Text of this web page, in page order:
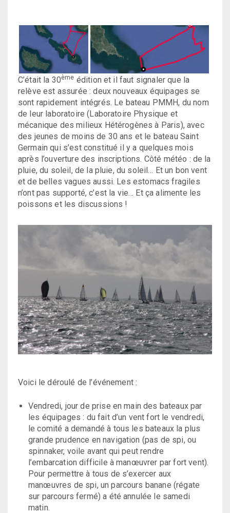
C’était la 30ème édition et il faut signaler que la
relève est assurée : deux nouveaux équipages se
sont rapidement intégrés. Le bateau PMMH, du nom
de leur laboratoire (Laboratoire Physique et
mécanique des milieux Hétérogènes à Paris), avec
des jeunes de moins de 30 ans et le bateau Saint
Germain qui s’est constitué il y a quelques mois
après l’ouverture des inscriptions. Côté météo : de la
pluie, du soleil, de la pluie, du soleil… Et un bon vent
et de belles vagues aussi. Les estomacs fragiles
n’ont pas supporté, c’est la vie… Et ça alimente les
poissons et les discussions !
Voici le déroulé de l’événement :
Vendredi, jour de prise en main des bateaux par
les équipages : du fait d’un vent fort le vendredi,
le comité a demandé à tous les bateaux la plus
grande prudence en navigation (pas de spi, ou
spinnaker, voile avant qui peut rendre
l’embarcation difficile à manœuvrer par fort vent).
Pour permettre à tous de s’exercer aux
manœuvres de spi, un parcours banane (régate
sur parcours fermé) a été annulée le samedi
matin.